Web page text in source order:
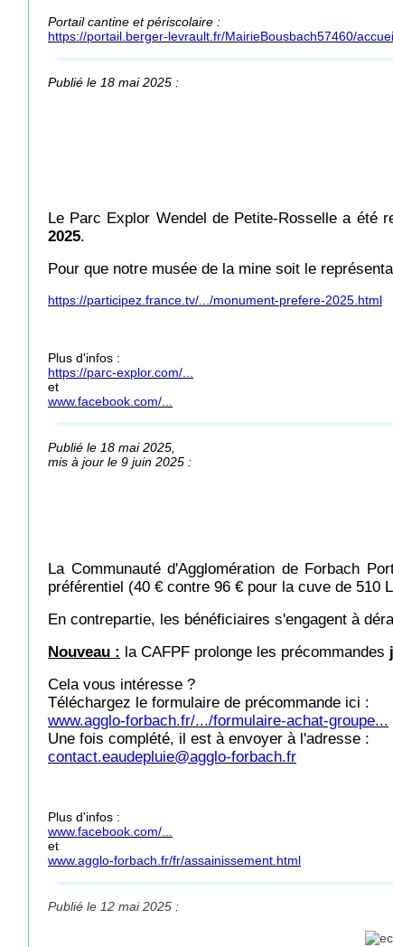
Portail cantine et périscolaire :
https://portail.berger-levrault.fr/MairieBousbach57460/
Publié le 18 mai 2025 :
Le Parc Explor Wendel de Petite-Rosselle a été
2025.
Pour que notre musée de la mine soit le
https://participez.france.tv/.../monument-prefere-2025.html
Plus d'infos :
https://parc-explor.com/...
et
www.facebook.com/...
Publié le 18 mai 2025,
mis à jour le 9 juin 2025 :
La Communauté d'Agglomération de Forbach
préférentiel (40 € contre 96 € pour la cuve de 510
En contrepartie, les bénéficiaires s'engagent à
Nouveau : la CAFPF prolonge les précommandes
Cela vous intéresse ?
Téléchargez le formulaire de précommande ici :
www.agglo-forbach.fr/.../formulaire-achat-groupe...
Une fois complété, il est à envoyer à l'adresse :
contact.eaudepluie@agglo-forbach.fr
Plus d'infos :
www.facebook.com/...
et
www.agglo-forbach.fr/fr/assainissement.html
Publié le 12 mai 2025 :